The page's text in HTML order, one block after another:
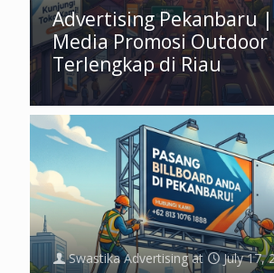
Advertising Pekanbaru |
Media Promosi Outdoor
Terlengkap di Riau
Swastika Advertising at July 17,